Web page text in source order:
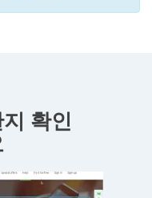
확인